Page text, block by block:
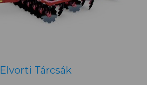
Elvorti Tárcsák